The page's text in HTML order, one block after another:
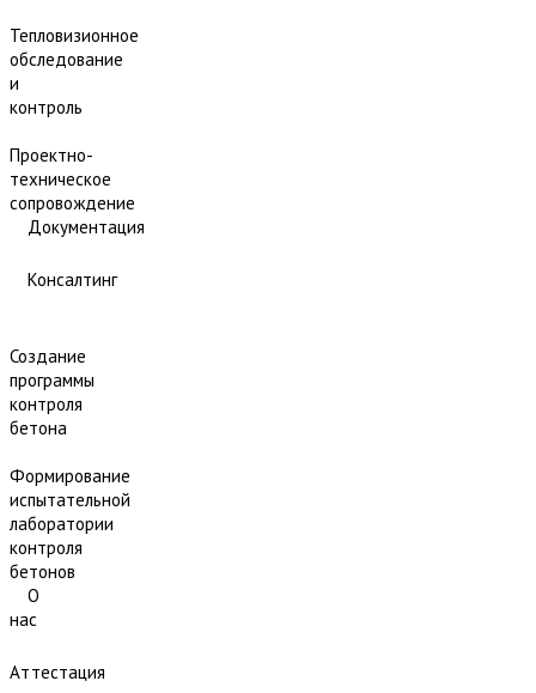
Тепловизионное
обследование
и
контроль
Проектно-
техническое
сопровождение
Документация
Консалтинг
Создание
программы
контроля
бетона
Формирование
испытательной
лаборатории
контроля
бетонов
О
нас
Аттестация